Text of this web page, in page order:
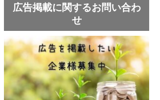
広告掲載に関するお問い合わ
せ